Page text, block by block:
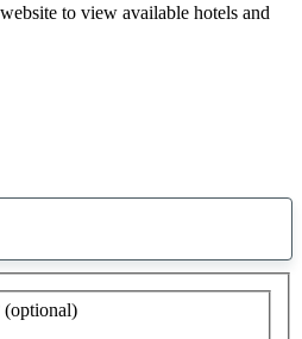
to view available hotels and
öneri
bulundu
(optional)